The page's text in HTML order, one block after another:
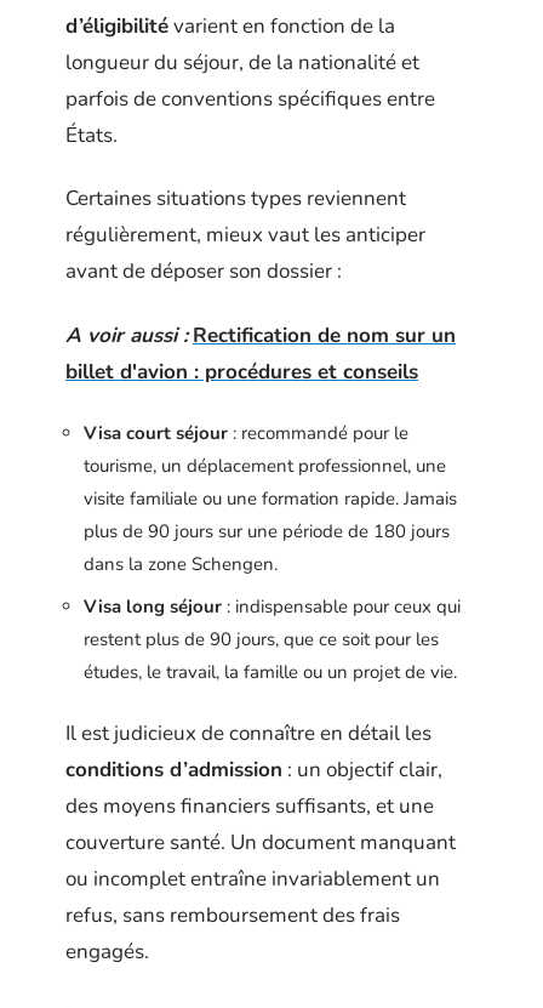
d’éligibilitévarient en fonction de la
longueur du séjour, de la nationalité et
parfois de conventions spécifiques entre
États.
Certaines situations types reviennent
régulièrement, mieux vaut les anticiper
avant de déposer son dossier :
A voir aussi : Rectification de nom sur un
billet d'avion : procédures et conseils
Visa court séjour : recommandé pour le
tourisme, un déplacement professionnel, une
visite familiale ou une formation rapide. Jamais
plus de 90 jours sur une période de 180 jours
dans la zone Schengen.
Visa long séjour : indispensable pour ceux qui
restent plus de 90 jours, que ce soit pour les
études, le travail, la famille ou un projet de vie.
Il est judicieux de connaître en détail les
conditions d’admission : un objectif clair,
des moyens financiers suffisants, et une
couverture santé. Un document manquant
ou incomplet entraîne invariablement un
refus, sans remboursement des frais
engagés.